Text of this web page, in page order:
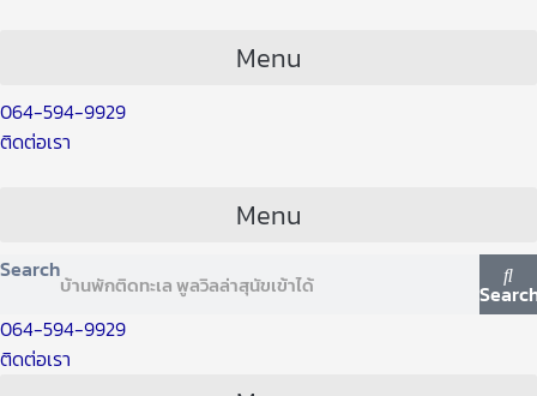
Menu
064-594-9929
ติดต่อเรา
Menu
Search
064-594-9929
ติดต่อเรา